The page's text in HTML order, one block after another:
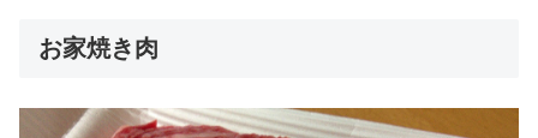
お家焼き肉